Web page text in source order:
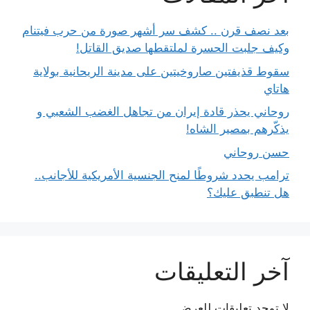
بعد نصف قرن .. كشف سر أشهر صورة من حرب فيتنام
وكيف جلبت الحسرة لملتقطها صديق القاتل!
سقوط قذيفتين صاروخيتين على مدينة الريحانية بولاية
هاتاي
روحاني يحذر قادة إيران من تجاهل الغضب الشعبي و
يذكّرهم بمصير الشاه!
حسن روحاني
ترامب يحدد شروطًا لمنح الجنسية الأمريكية للأجانب..
هل تنطبق عليك؟
آخر التعليقات